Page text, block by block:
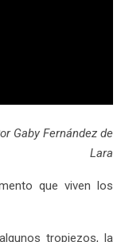
Gaby Fernández de
Lara
que viven los
tropiezos, la